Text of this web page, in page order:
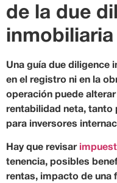
de la due
inmobiliaria
Una guía due diligence
en el registro ni en la
operación puede
rentabilidad neta, tanto
para inversores
Hay que revisar
tenencia, posibles
rentas, impacto de una